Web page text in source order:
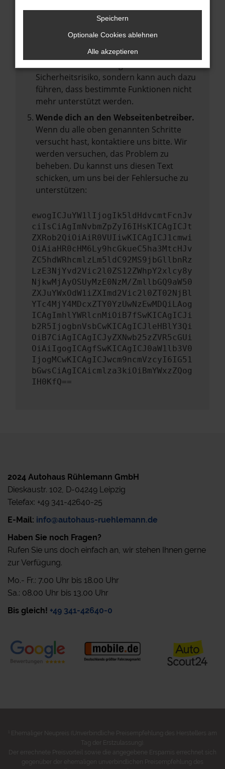
vorübergehende Probleme zu beheben.
Betriebssystem auf dem neuesten Stand
Veraltete Software birgt nicht nur ein
Sicherheitsrisiko, sondern kann auch dazu
führen, dass bestimmte Funktionen nicht
mehr unterstützt werden.
Wende dich an den Webseitenbetreiber.
Wenn du alle oben genannten Schritte
versucht hast, kontaktiere uns bitte. Wir
werden versuchen, das Problem zu
beheben. Du kannst uns diesen Text
schicken, um uns bei der Fehlersuche zu
unterstützen:
ewogICJuYW1lIjogIk5ldHdvcmtFcnJv
ciIsCiAgImNvbmZpZyI6IHsKICAgICJt
ZXRob2QiOiAiR0VUIiwKICAgICJ1cmwi
OiAiaHR0cHM6Ly9hcGkueC5ha3MtcHJv
ZC5hdWRhcmlzLm5ldC92MS9jbGllbnRz
LzE3NjYvd2Vic2l0ZS12ZWhpY2xlcy8y
NjkwMjAyOSUyMzE0NzM/ZmllbGQ9aW50
ZXJuYWxOdW1iZXImd2Vic2l0ZT02NjBl
YTc4MjY4MDcxZTY0YzUwNzEwMDQiLAog
ICAgImhlYWRlcnMiOiB7fSwKICAgICJi
b2R5IjogbnVsbCwKICAgICJleHBlY3Qi
OiB7CiAgICAgICJyZXNwb25zZVR5cGUi
OiAiIgogICAgfSwKICAgICJ0aW1lb3V0
IjogMCwKICAgICJwcm9ncmVzcyI6IG51
bGwsCiAgICAicmlza3kiOiBmYWxzZQog
IH0KfQ==
2024 Autohaus Rühlemann GmbH
Dieskaustr. 102, D-04249 Leipzig
Telefax: +49 341-42640-25
E-Mail: info@autohaus-ruehlemann.de
Haben Sie noch Fragen?
Rufen Sie uns doch einfach an, wir stehen Ihnen gerne
zur Verfügung.
Mo.- Fr.: 7.00 Uhr bis 18.00 Uhr
Sa.: 08.00 Uhr bis 13.00 Uhr
Bis gleich! +49 341-42640-0
Ehemaliger Neupreis (Unverbindliche Preisempfehlung des Herstellers am
Tag der Erstzulassung).
Der errechnete Preisvorteil sowie die angegebene Ersparnis errechnet sich
gegenüber der ehemaligen unverbindlichen Preisempfehlung des
Speichern
Optionale Cookies ablehnen
Alle akzeptieren